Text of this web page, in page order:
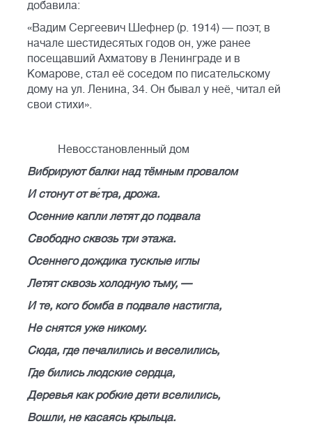
добавила:
«Вадим Сергеевич Шефнер (р. 1914) — поэт, в
начале шестидесятых годов он, уже ранее
посещавший Ахматову в Ленинграде и в
Комарове, стал её соседом по писательскому
дому на ул. Ленина, 34. Он бывал у неё, читал ей
свои стихи».
Невосстановленный дом
Вибрируют балки над тёмным провалом
И стонут от ве́тра, дрожа.
Осенние капли летят до подвала
Свободно сквозь три этажа.
Осеннего дождика тусклые иглы
Летят сквозь холодную тьму, —
И те, кого бомба в подвале настигла,
Не снятся уже никому.
Сюда, где печалились и веселились,
Где бились людские сердца,
Деревья как робкие дети вселились,
Вошли, не касаясь крыльца.